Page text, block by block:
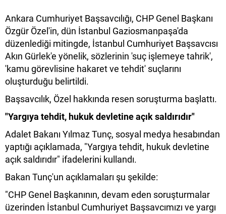
Ankara Cumhuriyet Başsavcılığı, CHP Genel Başkanı
Özgür Özel'in, dün İstanbul Gaziosmanpaşa'da
düzenlediği mitingde, İstanbul Cumhuriyet Başsavcısı
Akın Gürlek'e yönelik, sözlerinin 'suç işlemeye tahrik',
'kamu görevlisine hakaret ve tehdit' suçlarını
oluşturduğu belirtildi.
Başsavcılık, Özel hakkında resen soruşturma başlattı.
"Yargıya tehdit, hukuk devletine açık saldırıdır"
Adalet Bakanı Yılmaz Tunç, sosyal medya hesabından
yaptığı açıklamada, "Yargıya tehdit, hukuk devletine
açık saldırıdır" ifadelerini kullandı.
Bakan Tunç'un açıklamaları şu şekilde:
"CHP Genel Başkanının, devam eden soruşturmalar
üzerinden İstanbul Cumhuriyet Başsavcımızı ve yargı